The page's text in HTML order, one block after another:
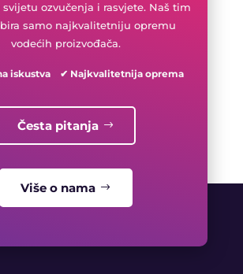
ozvučenja i rasvjete. Naš tim
samo najkvalitetniju opremu
vodećih proizvođača.
iskustva ✔ Najkvalitetnija oprema
Česta pitanja
Više o nama